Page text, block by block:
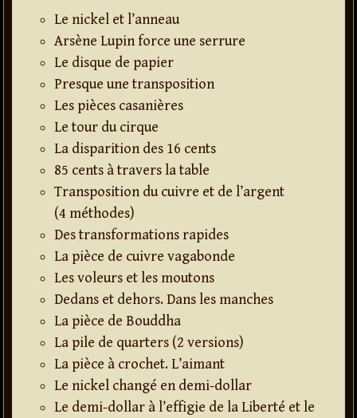
Le nickel et l’anneau
Arsène Lupin force une serrure
Le disque de papier
Presque une transposition
Les pièces casanières
Le tour du cirque
La disparition des 16 cents
85 cents à travers la table
Transposition du cuivre et de l’argent
(4 méthodes)
Des transformations rapides
La pièce de cuivre vagabonde
Les voleurs et les moutons
Dedans et dehors. Dans les manches
La pièce de Bouddha
La pile de quarters (2 versions)
La pièce à crochet. L’aimant
Le nickel changé en demi-dollar
Le demi-dollar à l’effigie de la Liberté et le